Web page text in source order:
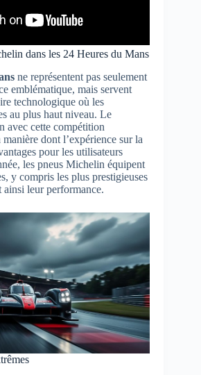
dans les 24 Heures du Mans
ne représentent pas seulement
emblématique, mais servent
technologique où les
au plus haut niveau. Le
avec cette compétition
dont l’expérience sur la
pour les utilisateurs
les pneus Michelin équipent
y compris les plus prestigieuses
ainsi leur performance.